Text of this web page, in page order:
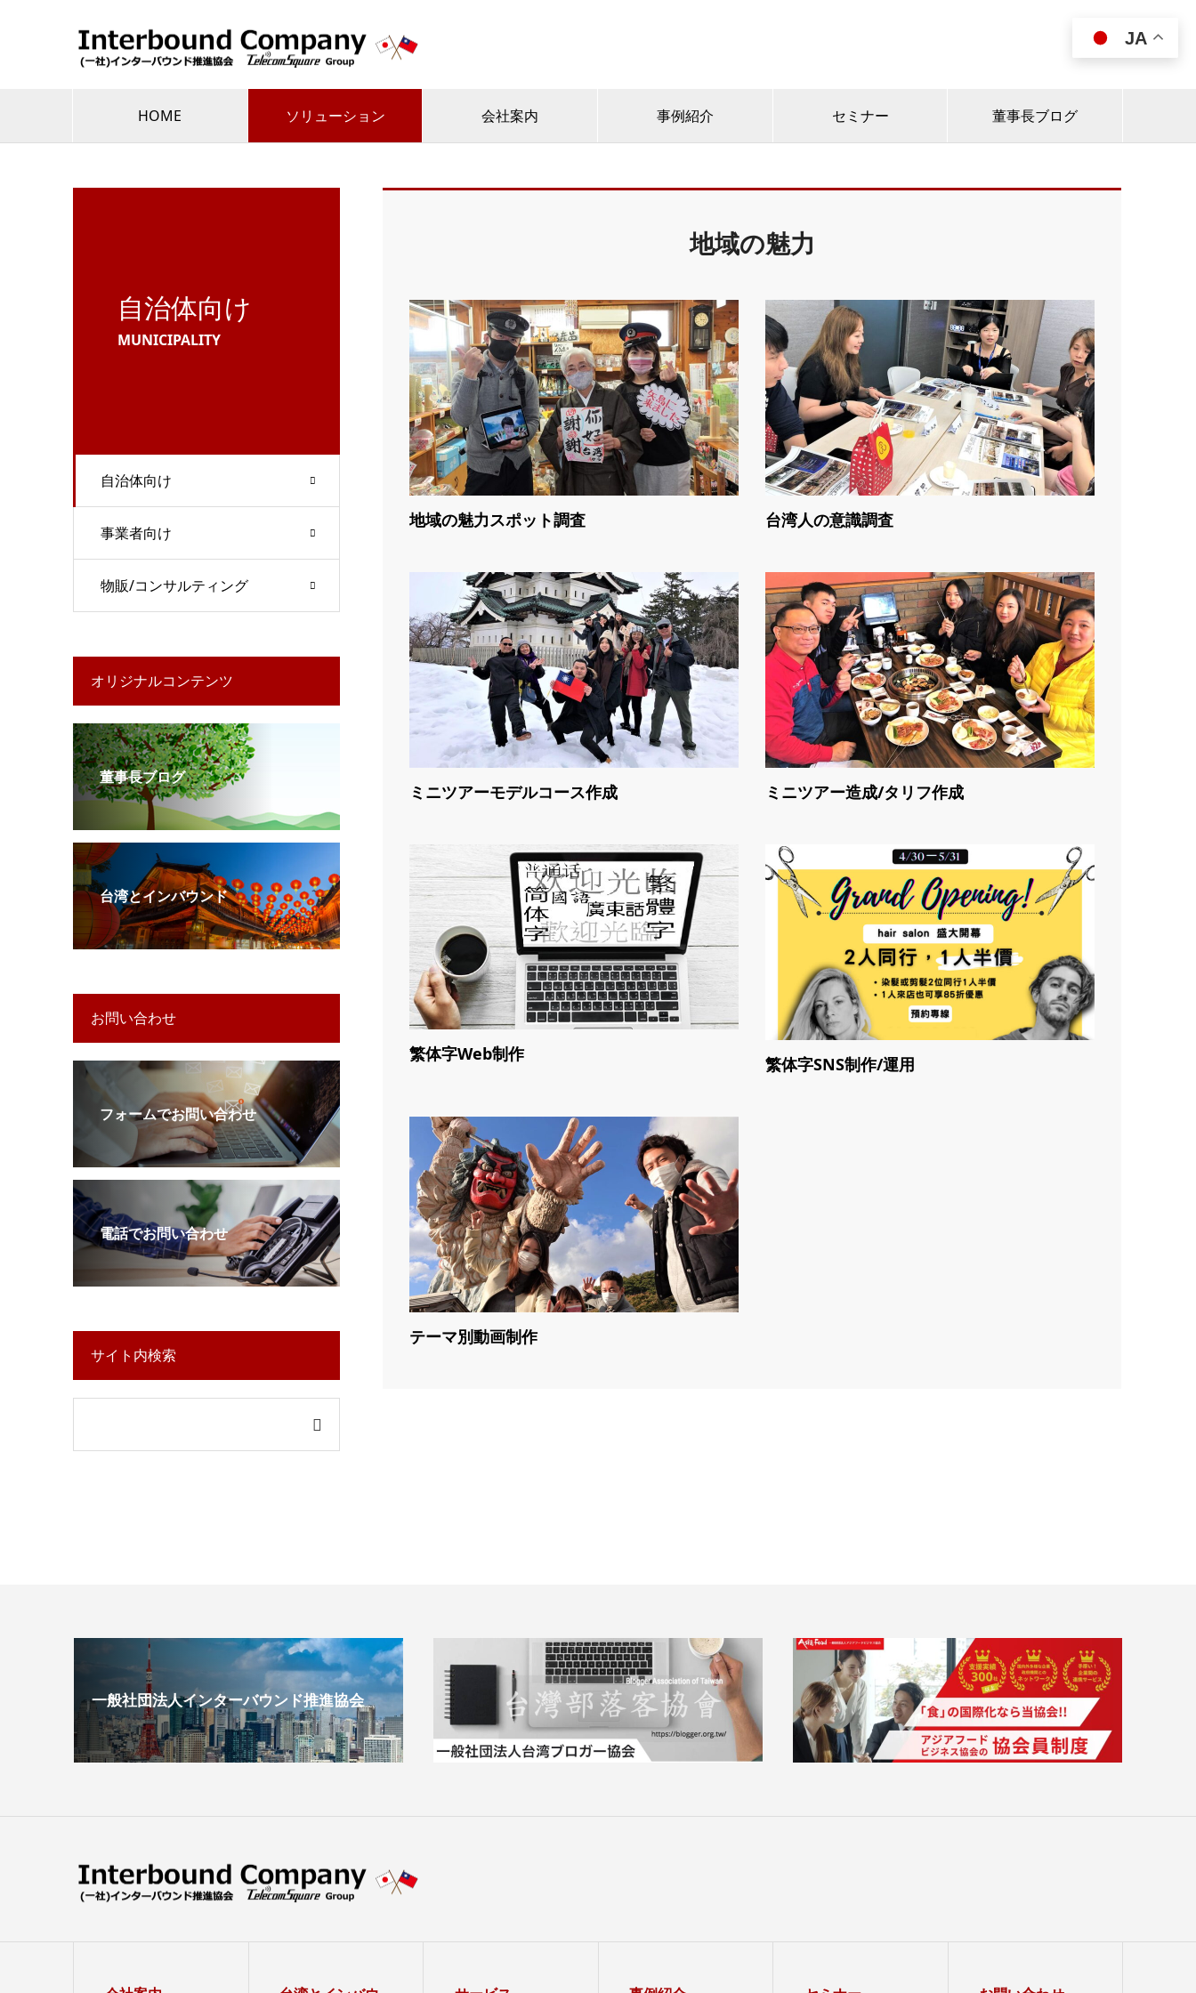

HOME ソリューション 会社案内 事例紹介 セミナー 董事長ブログ
自治体向け
MUNICIPALITY
自治体向け
事業者向け
物販/コンサルティング
地域の魅力
地域の魅力スポット調査 台湾人の意識調査
ミニツアーモデルコース作成 ミニツアー造成/タリフ作成
繁体字Web制作 繁体字SNS制作/運用
テーマ別動画制作
オリジナルコンテンツ
董事長ブログ
台湾とインバウンド
お問い合わせ
フォームでお問い合わせ
電話でお問い合わせ
サイト内検索
一般社団法人インターバウンド推進協会
JA